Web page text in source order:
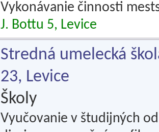
Vykonávanie činnosti
J. Bottu 5, Levice
Stredná umelecká
23, Levice
Školy
Vyučovanie v študijných